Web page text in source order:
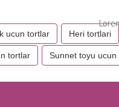
ucun tortlar Heri tortlari
tortlar Sunnet toyu ucun